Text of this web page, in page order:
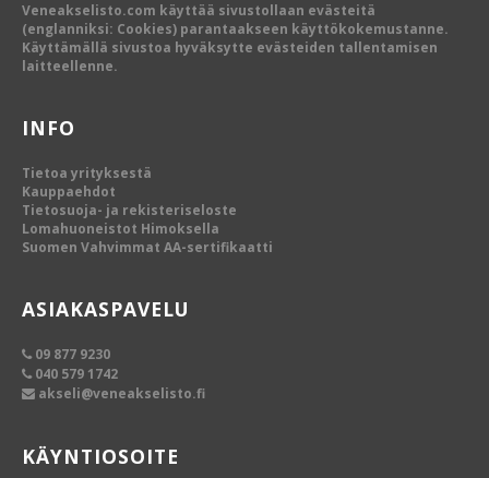
Veneakselisto.com käyttää sivustollaan evästeitä
(englanniksi: Cookies) parantaakseen käyttökokemustanne.
Käyttämällä sivustoa hyväksytte evästeiden tallentamisen
laitteellenne.
INFO
Tietoa yrityksestä
Kauppaehdot
Tietosuoja- ja rekisteriseloste
Lomahuoneistot Himoksella
Suomen Vahvimmat AA-sertifikaatti
ASIAKASPAVELU
09 877 9230
040 579 1742
akseli@veneakselisto.fi
KÄYNTIOSOITE